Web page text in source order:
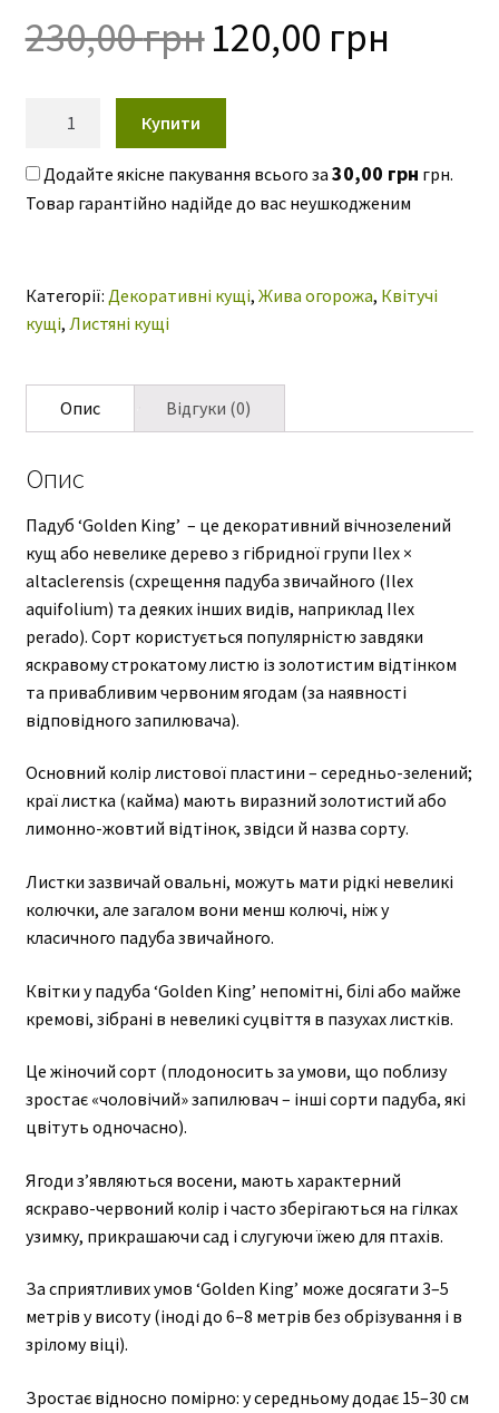
230,00грн Оригінальна
230,00 грн.
120,00 грн
“Голден
Кінг”
King
кількість
Купити
Додайте якісне пакування всього за 30,00 грн грн.
Категорії: Декоративні кущі, Жива огорожа, Квітучі
кущі, Листяні кущі
Опис Відгуки (0)
Опис
Падуб ‘Golden King’ – це декоративний вічнозелений
кущ або невелике дерево з гібридної групи Ilex ×
altaclerensis (схрещення падуба звичайного (Ilex
aquifolium) та деяких інших видів, наприклад Ilex
perado). Сорт користується популярністю завдяки
яскравому строкатому листю із золотистим відтінком
та привабливим червоним ягодам (за наявності
відповідного запилювача).
Основний колір листової пластини – середньо-зелений;
краї листка (кайма) мають виразний золотистий або
лимонно-жовтий відтінок, звідси й назва сорту.
Листки зазвичай овальні, можуть мати рідкі невеликі
колючки, але загалом вони менш колючі, ніж у
класичного падуба звичайного.
Квітки у падуба ‘Golden King’ непомітні, білі або майже
кремові, зібрані в невеликі суцвіття в пазухах листків.
Це жіночий сорт (плодоносить за умови, що поблизу
зростає «чоловічий» запилювач – інші сорти падуба, які
цвітуть одночасно).
Ягоди з’являються восени, мають характерний
яскраво-червоний колір і часто зберігаються на гілках
узимку, прикрашаючи сад і слугуючи їжею для птахів.
За сприятливих умов ‘Golden King’ може досягати 3–5
метрів у висоту (іноді до 6–8 метрів без обрізування і в
зрілому віці).
Зростає відносно помірно: у середньому додає 15–30 см